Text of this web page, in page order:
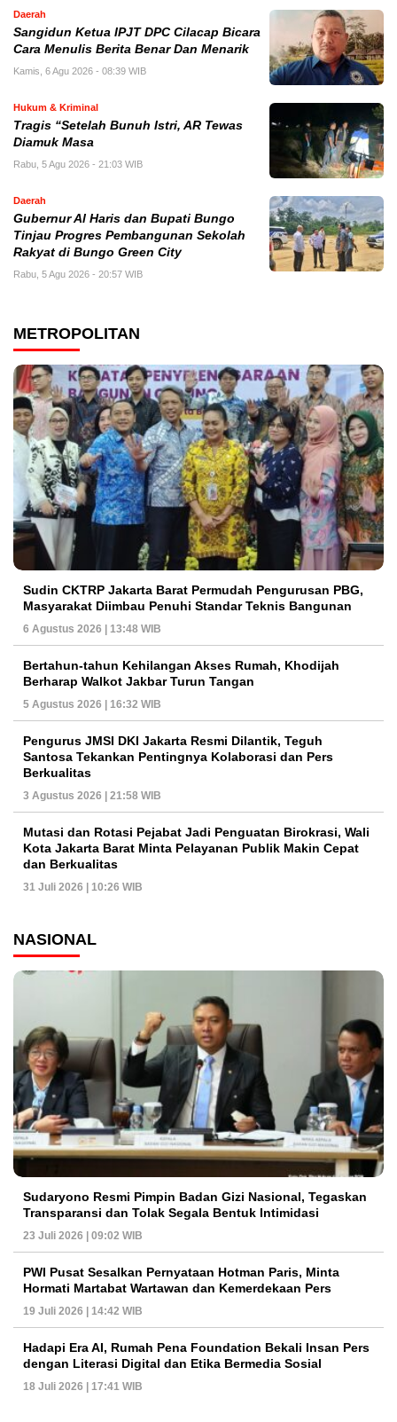
Daerah
Sangidun Ketua IPJT DPC Cilacap Bicara
Cara Menulis Berita Benar Dan Menarik
Kamis, 6 Agu 2026 - 08:39 WIB
Hukum & Kriminal
Tragis “Setelah Bunuh Istri, AR Tewas
Diamuk Masa
Rabu, 5 Agu 2026 - 21:03 WIB
Daerah
​Gubernur Al Haris dan Bupati Bungo
Tinjau Progres Pembangunan Sekolah
Rakyat di Bungo Green City
Rabu, 5 Agu 2026 - 20:57 WIB
METROPOLITAN
Sudin CKTRP Jakarta Barat Permudah Pengurusan PBG,
Masyarakat Diimbau Penuhi Standar Teknis Bangunan
6 Agustus 2026 | 13:48 WIB
Bertahun-tahun Kehilangan Akses Rumah, Khodijah
Berharap Walkot Jakbar Turun Tangan
5 Agustus 2026 | 16:32 WIB
Pengurus JMSI DKI Jakarta Resmi Dilantik, Teguh
Santosa Tekankan Pentingnya Kolaborasi dan Pers
Berkualitas
3 Agustus 2026 | 21:58 WIB
Mutasi dan Rotasi Pejabat Jadi Penguatan Birokrasi, Wali
Kota Jakarta Barat Minta Pelayanan Publik Makin Cepat
dan Berkualitas
31 Juli 2026 | 10:26 WIB
NASIONAL
Sudaryono Resmi Pimpin Badan Gizi Nasional, Tegaskan
Transparansi dan Tolak Segala Bentuk Intimidasi
23 Juli 2026 | 09:02 WIB
PWI Pusat Sesalkan Pernyataan Hotman Paris, Minta
Hormati Martabat Wartawan dan Kemerdekaan Pers
19 Juli 2026 | 14:42 WIB
Hadapi Era AI, Rumah Pena Foundation Bekali Insan Pers
dengan Literasi Digital dan Etika Bermedia Sosial
18 Juli 2026 | 17:41 WIB